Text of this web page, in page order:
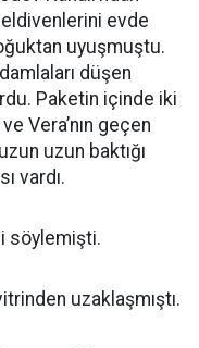
eldivenlerini evde
uyuşmuştu.
düşen
Paketin içinde iki
Vera’nın geçen
uzun baktığı
vardı.
söylemişti.
uzaklaşmıştı.